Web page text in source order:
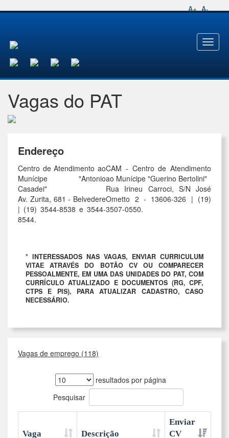
A+ A-
Toggle
Vagas do PAT
Endereço
Centro de Atendimento ao
Munícipe "Antonio
Casadei"
Av. Zurita, 681 - Belvedere
| (19) 3544-8538 e 3544-
8544.
CAM - Centro de Atendimento
ao Munícipe "Guerino Bertolini"
Rua Irineu Carroci, S/N José
Ometto 2 - 13606-326 | (19)
3507-0550.
* INTERESSADOS NAS VAGAS, ENVIAR CURRICULUM
VITAE ATRAVÉS DO BOTÃO CV OU COMPARECER
PESSOALMENTE, EM UMA DAS UNIDADES DO PAT, COM
CURRÍCULO ATUALIZADO E DOCUMENTOS (RG, CPF,
CTPS E PIS), PARA ATUALIZAR CADASTRO, CASO
NECESSÁRIO.
Vagas de emprego (118)
resultados por página
Pesquisar
Vaga Descrição
Enviar
CV